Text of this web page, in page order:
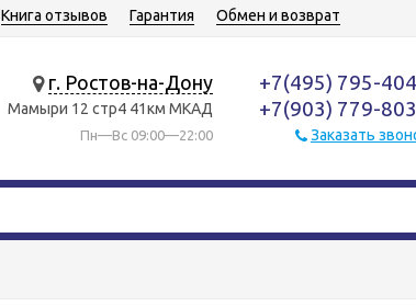
Книга отзывов Гарантия Обмен и возврат
г. Ростов-на-Дону
Мамыри 12 стр4 41км МКАД
Пн—Вс 09:00—22:00
+7(495) 795-
+7(903) 779-
Заказать